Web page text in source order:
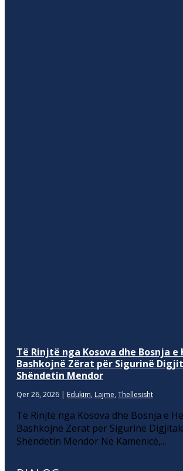
Të Rinjtë nga Kosova dhe Bosnja e
Bashkojnë Zërat për Sigurinë
Shëndetin Mendor
Qer 26, 2026 | Edukim, Lajme, Thellesisht
Të Rinjtë nga Kosova dhe Bosnja e
Bashkojnë Zërat për Sigurinë
Shëndetin Mendor Në Kamenicë,...